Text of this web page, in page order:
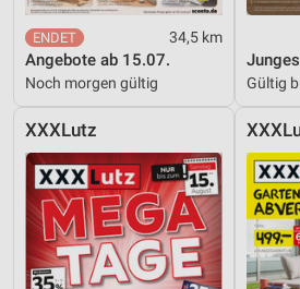
34,5 km
Angebote ab 15.07.
Noch morgen gültig Gültig
XXXLutz